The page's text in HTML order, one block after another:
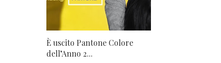
È uscito Pantone Colore
dell’Anno 2...